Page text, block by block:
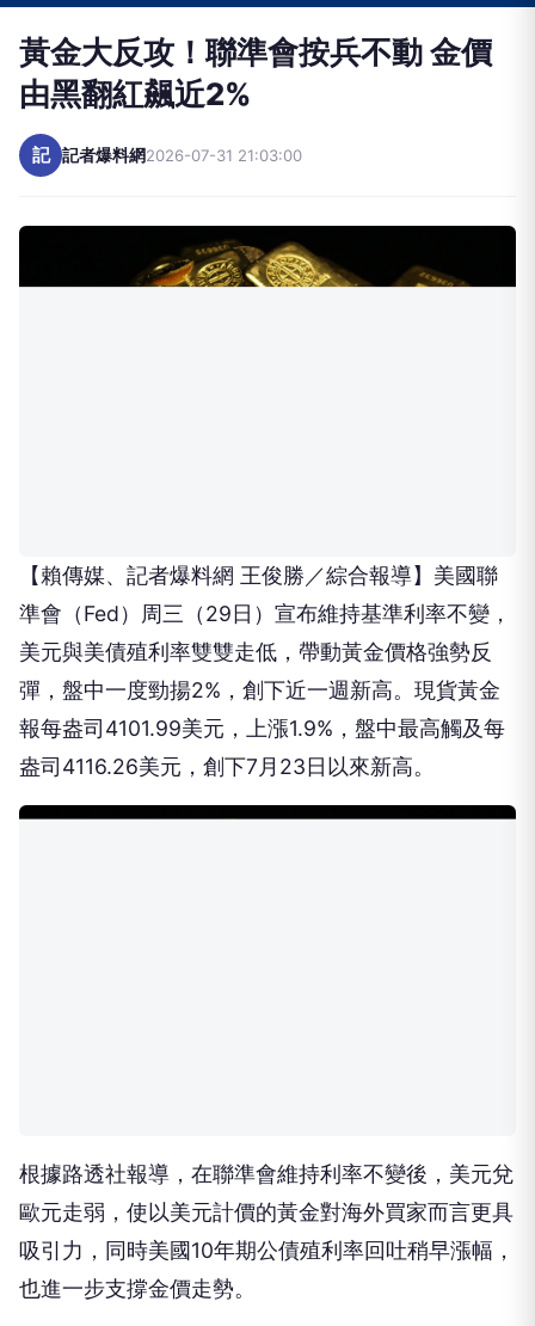
黃金大反攻！聯準會按兵不動 金價
由黑翻紅飆近2%
記 記者爆料網2026-07-31 21:03:00
【賴傳媒、記者爆料網 王俊勝／綜合報導】美國聯
準會（Fed）周三（29日）宣布維持基準利率不變，
美元與美債殖利率雙雙走低，帶動黃金價格強勢反
彈，盤中一度勁揚2%，創下近一週新高。現貨黃金
報每盎司4101.99美元，上漲1.9%，盤中最高觸及每
盎司4116.26美元，創下7月23日以來新高。
根據路透社報導，在聯準會維持利率不變後，美元兌
歐元走弱，使以美元計價的黃金對海外買家而言更具
吸引力，同時美國10年期公債殖利率回吐稍早漲幅，
也進一步支撐金價走勢。